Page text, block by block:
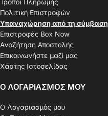
Τρόποι Πληρωμής
Πολιτική Επιστροφών
Υπαναχώρηση από τη σύμβαση
Επιστροφές Box Now
Αναζήτηση Αποστολής
Επικοινωνήστε μαζί μας
Χάρτης Ιστοσελίδας
Ο ΛΟΓΑΡΙΑΣΜΟΣ ΜΟΥ
Ο Λογαριασμός μου